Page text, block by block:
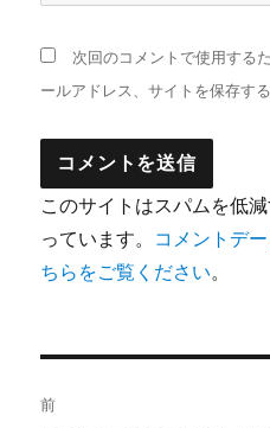
次回のコメントで使用する
ールアドレス、サイトを保存する
このサイトはスパムを低
っています。 コメントデ
ちらをご覧ください。
前